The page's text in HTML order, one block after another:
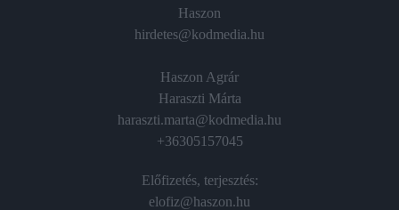
Haszon
hirdetes@kodmedia.hu
Haszon Agrár
Haraszti Márta
haraszti.marta@kodmedia.hu
+36305157045
Előfizetés, terjesztés:
elofiz@haszon.hu